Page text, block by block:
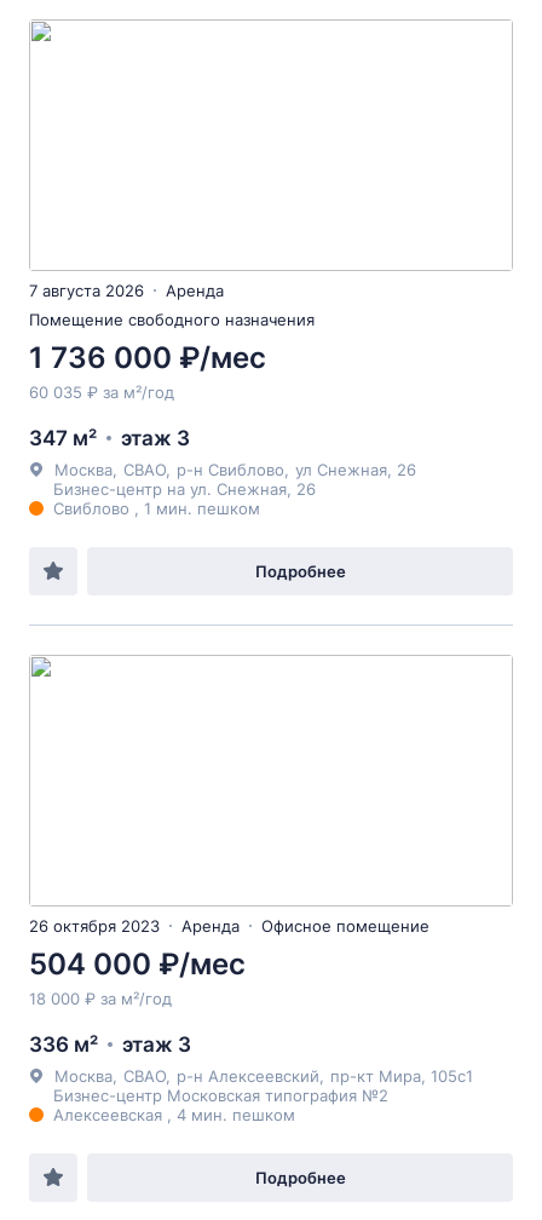
7 августа 2026
Аренда
Помещение свободного назначения
1 736 000 ₽/мес
60 035 ₽ за м²/год
347 м² этаж 3
Москва СВАО р-н Свиблово ул Снежная , 26
Бизнес-центр на ул. Снежная, 26
Свиблово , 1 мин. пешком
Подробнее
26 октября 2023 Аренда Офисное помещение
504 000 ₽/мес
18 000 ₽ за м²/год
336 м² этаж 3
Москва СВАО р-н Алексеевский пр-кт Мира , 105с1
Бизнес-центр Московская типография №2
Алексеевская , 4 мин. пешком
Подробнее